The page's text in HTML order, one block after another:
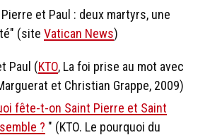
et Paul : deux martyrs, une
(site Vatican News)
Paul (KTO, La foi prise au mot avec
et Christian Grappe, 2009)
fête-t-on Saint Pierre et Saint
? " (KTO. Le pourquoi du